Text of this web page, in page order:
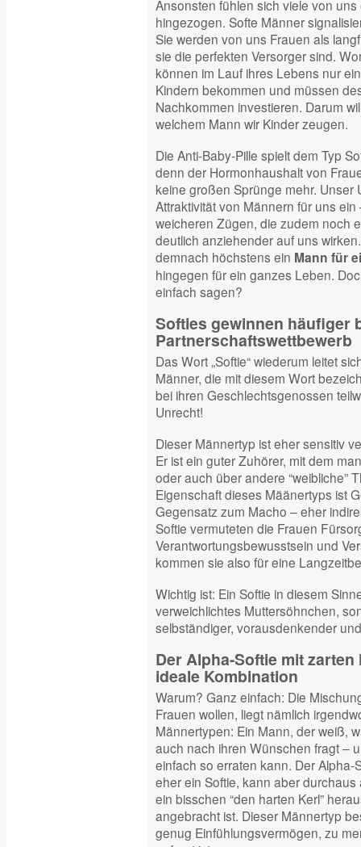
Ansonsten fühlen sich viele von
hingezogen. Softe Männer
Sie werden von uns Frauen als
sie die perfekten Versorger sind.
können im Lauf ihres Lebens nur
Kindern bekommen und müssen
Nachkommen investieren. Darum
welchem Mann wir Kinder zeugen.
Die Anti-Baby-Pille spielt dem Typ
denn der Hormonhaushalt von
keine großen Sprünge mehr. Unser
Attraktivität von Männern für uns
weicheren Zügen, die zudem noch
deutlich anziehender auf uns
demnach höchstens ein Mann für
hingegen für ein ganzes Leben.
einfach sagen?
Softies gewinnen häufiger
Partnerschaftswettbewerb
Das Wort „Softie“ wiederum leitet
Männer, die mit diesem Wort
bei ihren Geschlechtsgenossen
Unrecht!
Dieser Männertyp ist eher sensitiv
Er ist ein guter Zuhörer, mit dem
oder auch über andere “weibliche”
Eigenschaft dieses Määnertyps ist
Gegensatz zum Macho – eher
Softie vermuteten die Frauen
Verantwortungsbewusstsein und
kommen sie also für eine
Wichtig ist: Ein Softie in diesem
verweichlichtes Muttersöhnchen,
selbständiger, vorausdenkender
Der Alpha-Softie mit
ideale Kombination
Warum? Ganz einfach: Die
Frauen wollen, liegt nämlich
Männertypen: Ein Mann, der weiß,
auch nach ihren Wünschen fragt –
einfach so erraten kann. Der Alpha-
eher ein Softie, kann aber
ein bisschen “den harten Kerl”
angebracht ist. Dieser Männertyp
genug Einfühlungsvermögen, zu